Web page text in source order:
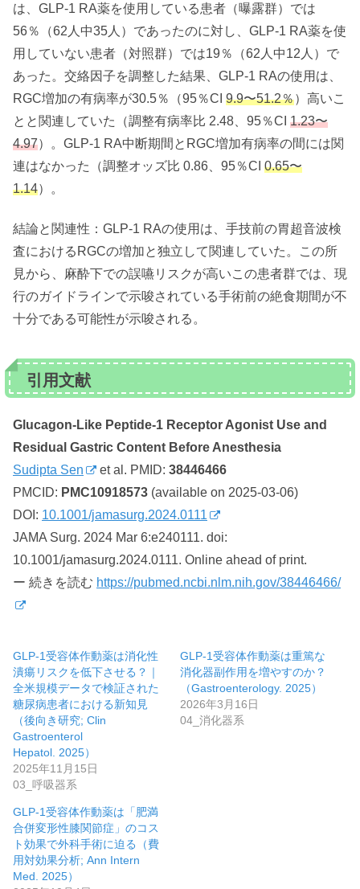
は、GLP-1 RA薬を使用している患者（曝露群）では
56％（62人中35人）であったのに対し、GLP-1 RA薬を使
用していない患者（対照群）では19％（62人中12人）で
あった。交絡因子を調整した結果、GLP-1 RAの使用は、
RGC増加の有病率が30.5％（95％CI 9.9〜51.2％）高いこ
とと関連していた（調整有病率比 2.48、95％CI 1.23〜
4.97）。GLP-1 RA中断期間とRGC増加有病率の間には関
連はなかった（調整オッズ比 0.86、95％CI 0.65〜
1.14）。
結論と関連性：GLP-1 RAの使用は、手技前の胃超音波検
査におけるRGCの増加と独立して関連していた。この所
見から、麻酔下での誤嚥リスクが高いこの患者群では、現
行のガイドラインで示唆されている手術前の絶食期間が不
十分である可能性が示唆される。
引用文献
Glucagon-Like Peptide-1 Receptor Agonist Use and
Residual Gastric Content Before Anesthesia
Sudipta Sen
et al. PMID: 38446466
PMCID: PMC10918573 (available on 2025-03-06)
DOI: 10.1001/jamasurg.2024.0111
JAMA Surg. 2024 Mar 6:e240111. doi:
10.1001/jamasurg.2024.0111. Online ahead of print.
ー 続きを読む https://pubmed.ncbi.nlm.nih.gov/38446466/
GLP-1受容体作動薬は消化性
潰瘍リスクを低下させる？｜
全米規模データで検証された
糖尿病患者における新知見
（後向き研究; Clin
Gastroenterol
Hepatol. 2025）
2025年11月15日
03_呼吸器系
GLP-1受容体作動薬は重篤な
消化器副作用を増やすのか？
（Gastroenterology. 2025）
2026年3月16日
04_消化器系
GLP-1受容体作動薬は「肥満
合併変形性膝関節症」のコス
ト効果で外科手術に迫る（費
用対効果分析; Ann Intern
Med. 2025）